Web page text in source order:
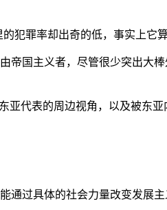
犯罪率却出奇的低，事实上它
帝国主义者，尽管很少突出大
亚代表的周边视角，以及被东
过具体的社会力量改变发展